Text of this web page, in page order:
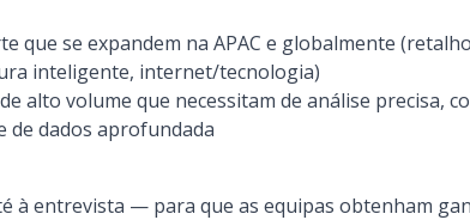
que se expandem na APAC e globalmente
inteligente, internet/tecnologia)
alto volume que necessitam de análise precisa,
de dados aprofundada
à entrevista — para que as equipas obtenham